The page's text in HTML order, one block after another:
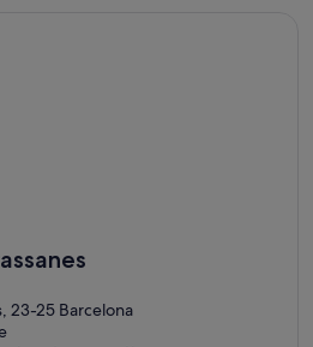
23-25 Barcelona